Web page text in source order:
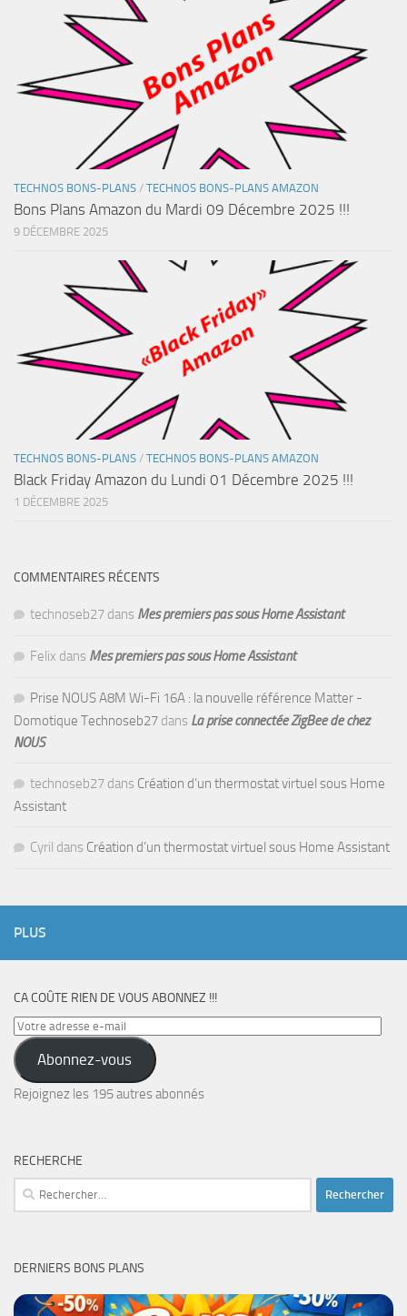
TECHNOS BONS-PLANS / TECHNOS BONS-PLANS AMAZON
Bons Plans Amazon du Mardi 09 Décembre 2025 !!!
9 DÉCEMBRE 2025
TECHNOS BONS-PLANS / TECHNOS BONS-PLANS AMAZON
Black Friday Amazon du Lundi 01 Décembre 2025 !!!
1 DÉCEMBRE 2025
COMMENTAIRES RÉCENTS
technoseb27 dans Mes premiers pas sous Home Assistant
Felix dans Mes premiers pas sous Home Assistant
Prise NOUS A8M Wi-Fi 16A : la nouvelle référence Matter -
Domotique Technoseb27 dans La prise connectée ZigBee de chez
NOUS
technoseb27 dans Création d’un thermostat virtuel sous Home
Assistant
Cyril dans Création d’un thermostat virtuel sous Home Assistant
PLUS
CA COÛTE RIEN DE VOUS ABONNEZ !!!
Votre
adresse
e-
mail
Abonnez-vous
Rejoignez les 195 autres abonnés
RECHERCHE
Rechercher :
DERNIERS BONS PLANS